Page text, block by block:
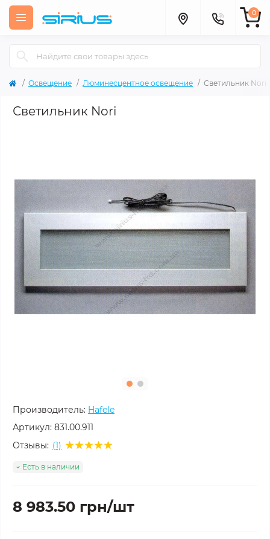
0
Освещение Люминесцентное освещение Светильник Nori
Светильник Nori
Производитель: Hafele
Артикул: 831.00.911
Отзывы: (1)
Есть в наличии
8 983.50 грн/шт